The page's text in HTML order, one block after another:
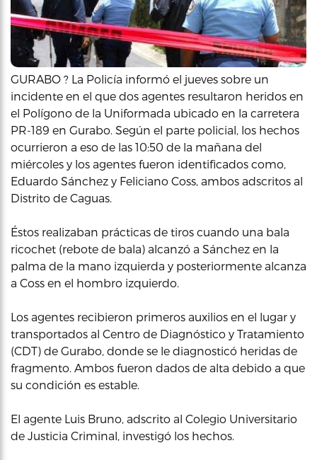
GURABO ? La Policía informó el jueves sobre un
incidente en el que dos agentes resultaron heridos en
el Polígono de la Uniformada ubicado en la carretera
PR-189 en Gurabo. Según el parte policial, los hechos
ocurrieron a eso de las 10:50 de la mañana del
miércoles y los agentes fueron identificados como,
Eduardo Sánchez y Feliciano Coss, ambos adscritos al
Distrito de Caguas.
Éstos realizaban prácticas de tiros cuando una bala
ricochet (rebote de bala) alcanzó a Sánchez en la
palma de la mano izquierda y posteriormente alcanza
a Coss en el hombro izquierdo.
Los agentes recibieron primeros auxilios en el lugar y
transportados al Centro de Diagnóstico y Tratamiento
(CDT) de Gurabo, donde se le diagnosticó heridas de
fragmento. Ambos fueron dados de alta debido a que
su condición es estable.
El agente Luis Bruno, adscrito al Colegio Universitario
de Justicia Criminal, investigó los hechos.